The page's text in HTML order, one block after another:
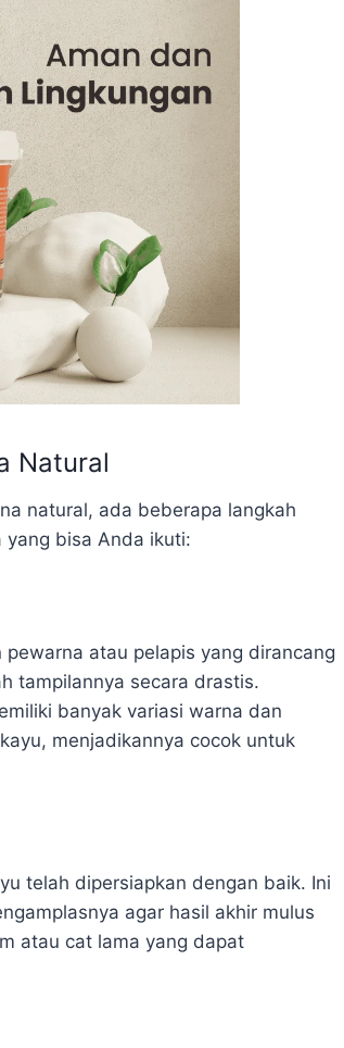
Natural
natural, ada beberapa langkah
yang bisa Anda ikuti:
atau pelapis yang dirancang
tampilannya secara drastis.
banyak variasi warna dan
menjadikannya cocok untuk
telah dipersiapkan dengan baik. Ini
agar hasil akhir mulus
atau cat lama yang dapat